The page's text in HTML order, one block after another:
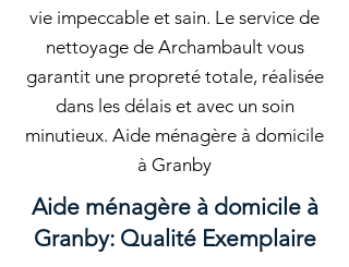
vie impeccable et sain. Le service de
nettoyage de Archambault vous
garantit une propreté totale, réalisée
dans les délais et avec un soin
minutieux. Aide ménagère à domicile
à Granby
Aide ménagère à domicile à
Granby: Qualité Exemplaire